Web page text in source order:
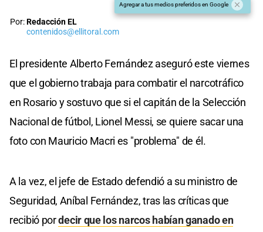
Agregar a tus medios preferidos en Google
Por:Redacción EL
contenidos@ellitoral.com
El presidente Alberto Fernández aseguró este viernes
que el gobierno trabaja para combatir el narcotráfico
en Rosario y sostuvo que si el capitán de la Selección
Nacional de fútbol, Lionel Messi, se quiere sacar una
foto con Mauricio Macri es "problema" de él.
A la vez, el jefe de Estado defendió a su ministro de
Seguridad, Aníbal Fernández, tras las críticas que
recibió pordecir que los narcos habían ganado en